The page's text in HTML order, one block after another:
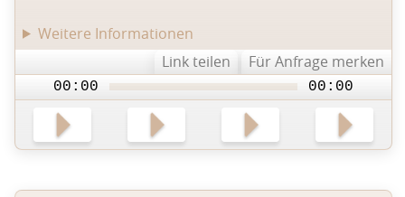
Weitere Informationen
Link teilen
Für Anfrage merken
00:00 00:00